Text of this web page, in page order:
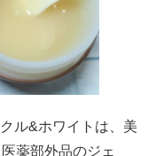
ル&ホワイトは、美
薬部外品のジェ